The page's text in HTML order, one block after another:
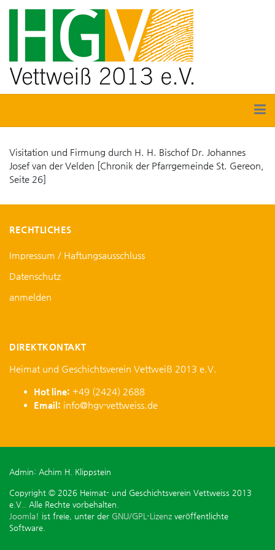
Visitation und Firmung durch H. H. Bischof Dr. Johannes
Josef van der Velden [Chronik der Pfarrgemeinde St. Gereon,
Seite 26]
RECHTLICHES
Impressum / Haftungsausschluss
Datenschutz
anmelden
DIREKTKONTAKT
Heimat und Geschichtsverein Vettweiß 2013 e.V.
Hot line: +49 (2424) 2688
Email: info@hgv-vettweiss.de
Admin: Achim H. Klippstein
Copyright © 2026 Heimat- und Geschichtsverein Vettweiss 2013
e.V.. Alle Rechte vorbehalten.
Joomla! ist freie, unter der GNU/GPL-Lizenz veröffentlichte
Software.